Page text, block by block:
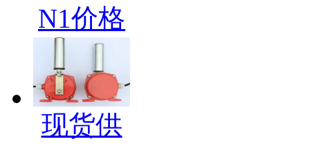
N1价格
现货供